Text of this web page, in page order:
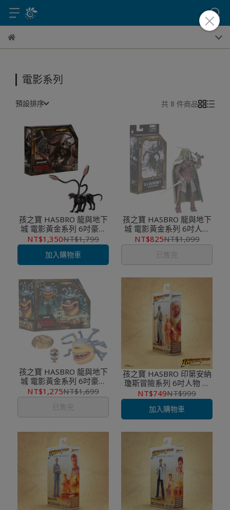
電影系列
預設排序 共 8 件商品
孩之寶 HASBRO 龍與地下
城 電影黃金系列 6吋豪華
人物 驅逐獸 Displacer
Beast
NT$1,350NT$1,799
加入購物車
孩之寶 HASBRO 龍與地下
城 電影黃金系列 6吋人物
特別版 崔斯特 DRIZZT
NT$825NT$1,099
已售完
孩之寶 HASBRO 龍與地下
城 電影黃金系列 6吋豪華
人物 眼魔 大眼球
XANATHAR
NT$1,275NT$1,699
已售完
孩之寶 HASBRO 印第安納
瓊斯冒險系列 6吋人物 印
第安納瓊斯 (MAP ROOM)
NT$749NT$999
加入購物車